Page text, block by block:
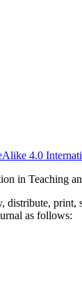
4.0
in Teaching
as follows: